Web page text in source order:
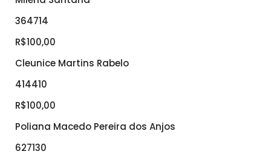
364714
R$100,00
Cleunice Martins Rabelo
414410
R$100,00
Poliana Macedo Pereira dos Anjos
627130